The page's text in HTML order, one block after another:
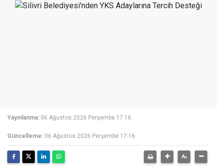
Yayınlanma: 06 Ağustos 2026 Perşembe 17:16
Güncelleme: 06 Ağustos 2026 Perşembe 17:16